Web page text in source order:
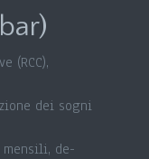
(RCC),
dei sogni
mensili, de-